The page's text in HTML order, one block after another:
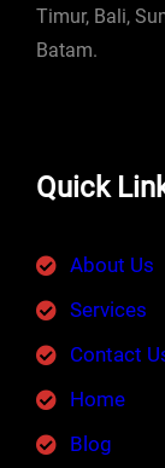
Timur, Bali,
Batam.
Quick
About Us
Services
Contact
Home
Blog